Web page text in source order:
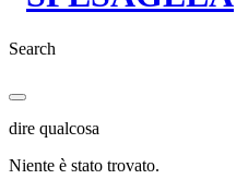
Search
dire qualcosa
Niente è stato trovato.